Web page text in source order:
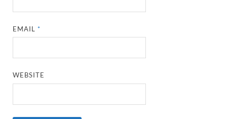
EMAIL*
WEBSITE